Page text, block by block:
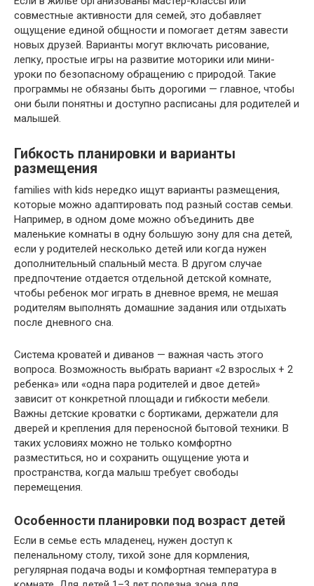
совместные активности для семей, это добавляет
ощущение единой общности и помогает детям завести
новых друзей. Варианты могут включать рисование,
лепку, простые игры на развитие моторики или мини-
уроки по безопасному обращению с природой. Такие
программы не обязаны быть дорогими — главное, чтобы
они были понятны и доступно расписаны для родителей и
малышей.
Гибкость планировки и варианты
размещения
families with kids нередко ищут варианты размещения,
которые можно адаптировать под разный состав семьи.
Например, в одном доме можно объединить две
маленькие комнаты в одну большую зону для сна детей,
если у родителей несколько детей или когда нужен
дополнительный спальный места. В другом случае
предпочтение отдается отдельной детской комнате,
чтобы ребенок мог играть в дневное время, не мешая
родителям выполнять домашние задания или отдыхать
после дневного сна.
Система кроватей и диванов — важная часть этого
вопроса. Возможность выбрать вариант «2 взрослых + 2
ребенка» или «одна пара родителей и двое детей»
зависит от конкретной площади и гибкости мебели.
Важны детские кроватки с бортиками, держатели для
дверей и крепления для переносной бытовой техники. В
таких условиях можно не только комфортно
разместиться, но и сохранить ощущение уюта и
пространства, когда малыш требует свободы
перемещения.
Особенности планировки под возраст детей
Если в семье есть младенец, нужен доступ к
пеленальному столу, тихой зоне для кормления,
регулярная подача воды и комфортная температура в